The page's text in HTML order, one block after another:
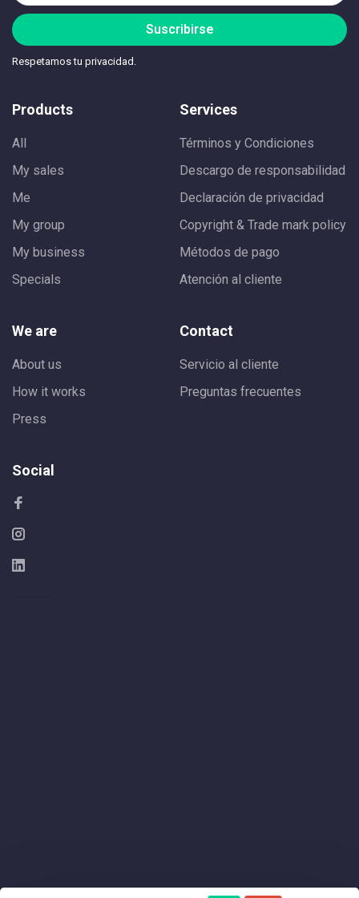
Suscribirse
Respetamos tu privacidad.
Products
All
My sales
Me
My group
My business
Specials
Services
Términos y Condiciones
Descargo de responsabilidad
Declaración de privacidad
Copyright & Trade mark policy
Métodos de pago
Atención al cliente
We are
About us
How it works
Press
Contact
Servicio al cliente
Preguntas frecuentes
Social